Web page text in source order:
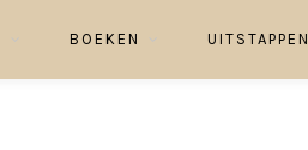
BOEKEN UITSTAPPEN